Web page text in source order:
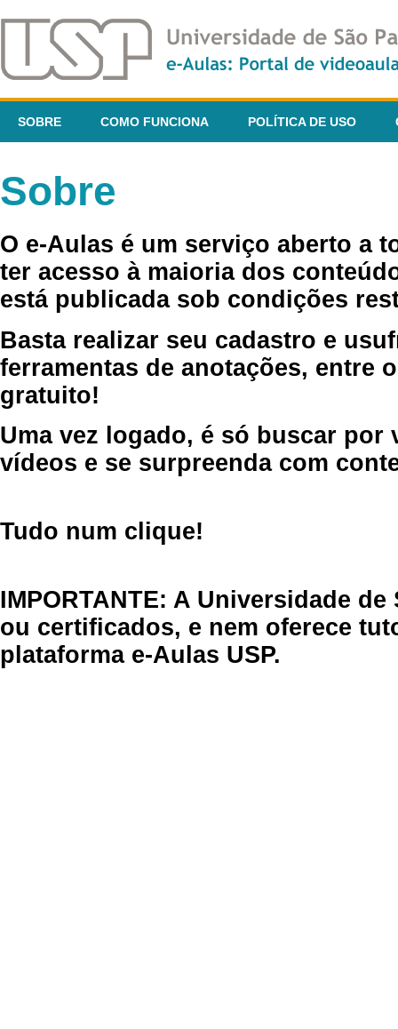
SOBRE COMO FUNCIONA POLÍTICA DE USO
Sobre
O e-Aulas é um serviço aberto a
ter acesso à maioria dos
está publicada sob condições
Basta realizar seu cadastro e
ferramentas de anotações, entre
gratuito!
Uma vez logado, é só buscar por
vídeos e se surpreenda com
Tudo num clique!
IMPORTANTE: A Universidade
ou certificados, e nem oferece
plataforma e-Aulas USP.